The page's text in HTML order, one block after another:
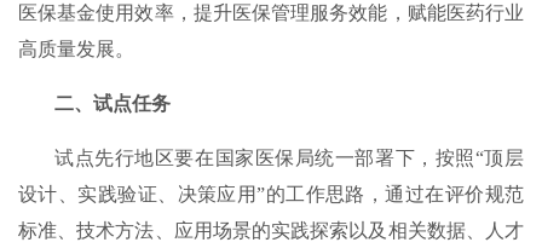
医保基金使用效率，提升医保管理服务效能，赋能医药行业
高质量发展。
二、试点任务
试点先行地区要在国家医保局统一部署下，按照“顶层
设计、实践验证、决策应用”的工作思路，通过在评价规范
标准、技术方法、应用场景的实践探索以及相关数据、人才